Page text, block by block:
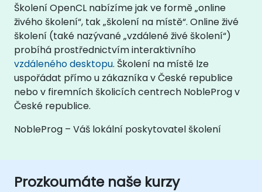
Školení OpenCL nabízíme jak ve formě „online
živého školení“, tak „školení na místě“. Online živé
školení (také nazývané „vzdálené živé školení“)
probíhá prostřednictvím interaktivního
vzdáleného desktopu. Školení na místě lze
uspořádat přímo u zákazníka v České republice
nebo v firemních školicích centrech NobleProg v
České republice.
NobleProg – Váš lokální poskytovatel školení
Prozkoumáte naše kurzy